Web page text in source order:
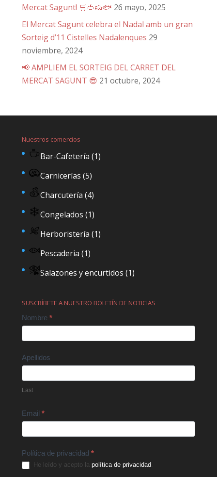
Mercat Sagunt! 🛒🍅🧀🐟 26 mayo, 2025
El Mercat Sagunt celebra el Nadal amb un gran
Sorteig d’11 Cistelles Nadalenques 29
noviembre, 2024
📢 AMPLIEM EL SORTEIG DEL CARRET DEL
MERCAT SAGUNT 😎 21 octubre, 2024
Nuestros comercios
Bar-Cafetería (1)
Carnicerías (5)
Charcutería (4)
Congelados (1)
Herboristería (1)
Pescaderia (1)
Salazones y encurtidos (1)
SUSCRÍBETE A NUESTRO BOLETÍN DE NOTICIAS
Contact
Nombre *
Apellidos
Last
Email *
Política de privacidad *
He leído y acepto la política de privacidad.